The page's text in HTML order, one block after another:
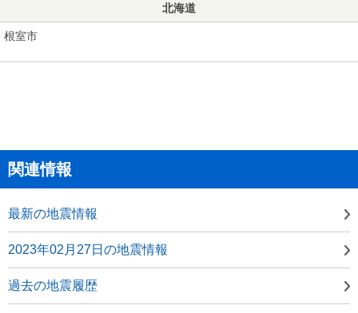
北海道
根室市
関連情報
最新の地震情報
2023年02月27日の地震情報
過去の地震履歴